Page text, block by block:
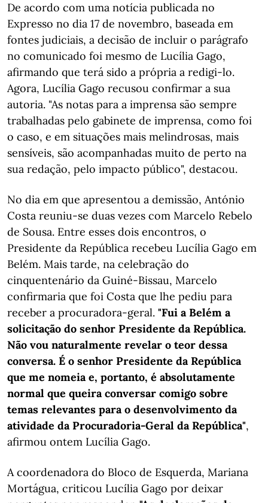
De acordo com uma notícia publicada no
Expresso no dia 17 de novembro, baseada em
fontes judiciais, a decisão de incluir o parágrafo
no comunicado foi mesmo de Lucília Gago,
afirmando que terá sido a própria a redigi-lo.
Agora, Lucília Gago recusou confirmar a sua
autoria. "As notas para a imprensa são sempre
trabalhadas pelo gabinete de imprensa, como foi
o caso, e em situações mais melindrosas, mais
sensíveis, são acompanhadas muito de perto na
sua redação, pelo impacto público", destacou.
No dia em que apresentou a demissão, António
Costa reuniu-se duas vezes com Marcelo Rebelo
de Sousa. Entre esses dois encontros, o
Presidente da República recebeu Lucília Gago em
Belém. Mais tarde, na celebração do
cinquentenário da Guiné-Bissau, Marcelo
confirmaria que foi Costa que lhe pediu para
receber a procuradora-geral. "Fui a Belém a
solicitação do senhor Presidente da República.
Não vou naturalmente revelar o teor dessa
conversa. É o senhor Presidente da República
que me nomeia e, portanto, é absolutamente
normal que queira conversar comigo sobre
temas relevantes para o desenvolvimento da
atividade da Procuradoria-Geral da República",
afirmou ontem Lucília Gago.
A coordenadora do Bloco de Esquerda, Mariana
Mortágua, criticou Lucília Gago por deixar